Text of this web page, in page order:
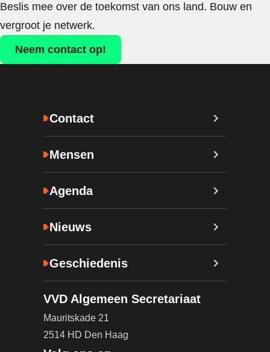
Beslis mee over de toekomst van ons land. Bouw en
vergroot je netwerk.
Neem contact op!
Contact
Mensen
Agenda
Nieuws
Geschiedenis
VVD Algemeen Secretariaat
Mauritskade 21
2514 HD Den Haag